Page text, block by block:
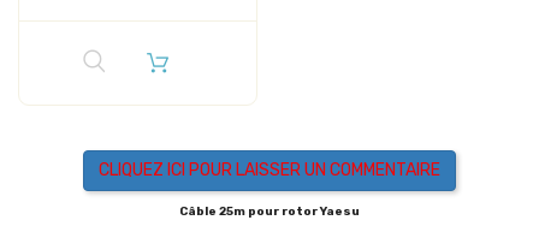
CLIQUEZ ICI POUR LAISSER UN COMMENTAIRE
Câble 25m pour rotor Yaesu